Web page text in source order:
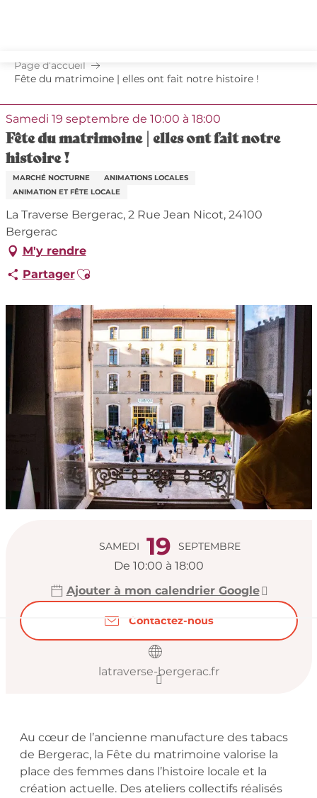
principal
Page d’accueil
Fête du matrimoine | elles ont fait notre histoire !
Samedi 19 septembre de 10:00 à 18:00
Fête du matrimoine | elles ont fait notre
histoire !
MARCHÉ NOCTURNE
ANIMATIONS LOCALES
ANIMATION ET FÊTE LOCALE
La Traverse Bergerac, 2 Rue Jean Nicot, 24100
Bergerac
M'y rendre
PartagerAjouter aux favoris
Ouverture et
SAMEDI 19 SEPTEMBRE
De 10:00 à 18:00
Ajouter à mon calendrier Google
Contactez-nous
latraverse-bergerac.fr
Description
Au cœur de l’ancienne manufacture des tabacs
de Bergerac, la Fête du matrimoine valorise la
place des femmes dans l’histoire locale et la
création actuelle. Des ateliers collectifs réalisés